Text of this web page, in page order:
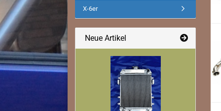
Downpipe
Ladeluftkühler
X-6er
Neue Artikel